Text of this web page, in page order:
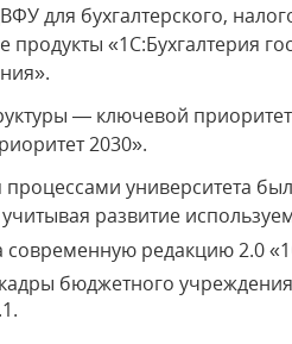
для бухгалтерского,
«1С:Бухгалтерия
— ключевой
2030».
университета
развитие
современную редакцию 2.0
бюджетного